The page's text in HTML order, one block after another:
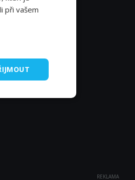
REKLAMA
při vašem